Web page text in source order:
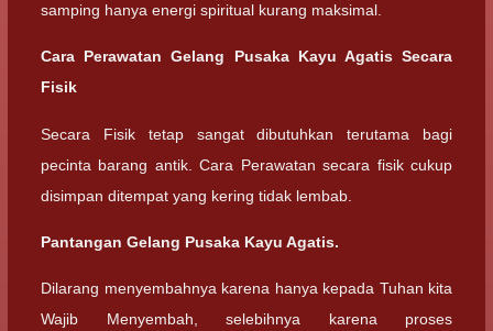
samping hanya energi spiritual kurang maksimal.
Cara Perawatan Gelang Pusaka Kayu Agatis Secara
Fisik
Secara Fisik tetap sangat dibutuhkan terutama bagi
pecinta barang antik. Cara Perawatan secara fisik cukup
disimpan ditempat yang kering tidak lembab.
Pantangan Gelang Pusaka Kayu Agatis.
Dilarang menyembahnya karena hanya kepada Tuhan kita
Wajib Menyembah, selebihnya karena proses